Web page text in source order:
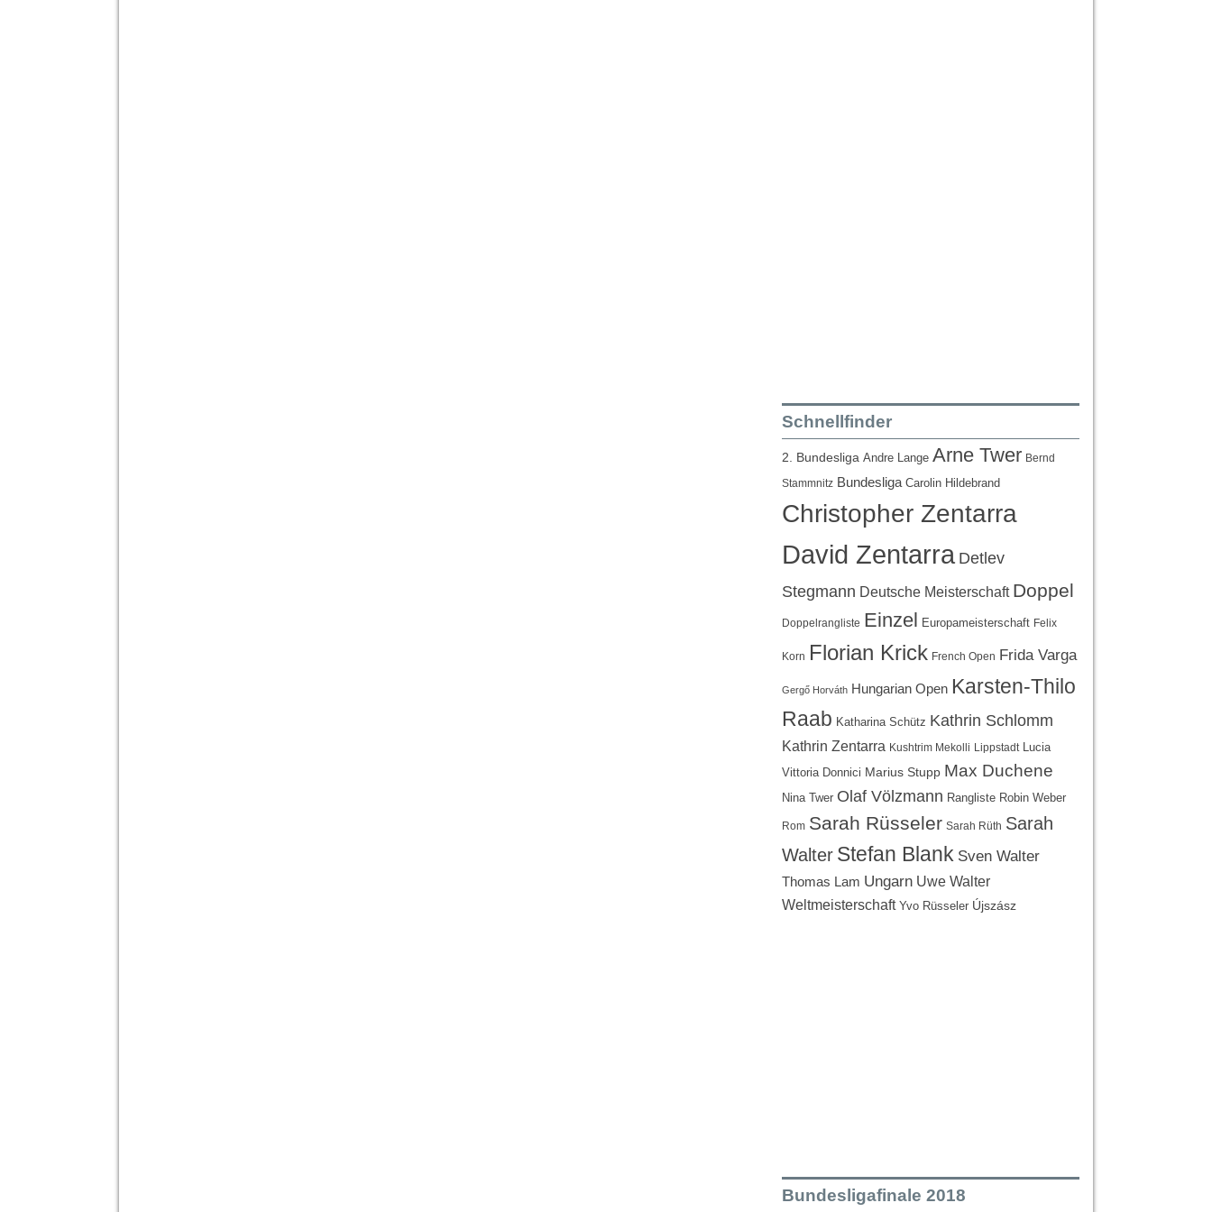
Schnellfinder
2. Bundesliga Andre Lange Arne Twer Bernd
Stammnitz Bundesliga Carolin Hildebrand
Christopher Zentarra
David Zentarra Detlev
Stegmann Deutsche Meisterschaft Doppel
Doppelrangliste Einzel Europameisterschaft Felix
Korn Florian Krick French Open Frida Varga
Gergő Horváth Hungarian Open Karsten-Thilo
Raab Katharina Schütz Kathrin Schlomm
Kathrin Zentarra Kushtrim Mekolli Lippstadt
Lucia
Vittoria Donnici Marius Stupp Max Duchene
Nina Twer Olaf Völzmann Rangliste Robin Weber
Rom Sarah Rüsseler Sarah Rüth Sarah
Walter Stefan Blank Sven Walter
Thomas Lam Ungarn Uwe Walter
Weltmeisterschaft Yvo Rüsseler Újszász
Bundesligafinale 2018